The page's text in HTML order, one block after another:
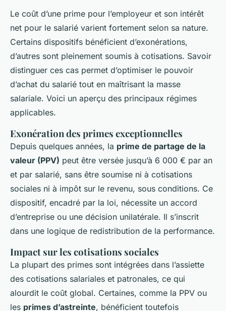
Le coût d’une prime pour l’employeur et son intérêt
net pour le salarié varient fortement selon sa nature.
Certains dispositifs bénéficient d’exonérations,
d’autres sont pleinement soumis à cotisations. Savoir
distinguer ces cas permet d’optimiser le pouvoir
d’achat du salarié tout en maîtrisant la masse
salariale. Voici un aperçu des principaux régimes
applicables.
Exonération des primes exceptionnelles
Depuis quelques années, la prime de partage de la
valeur (PPV) peut être versée jusqu’à 6 000 € par an
et par salarié, sans être soumise ni à cotisations
sociales ni à impôt sur le revenu, sous conditions. Ce
dispositif, encadré par la loi, nécessite un accord
d’entreprise ou une décision unilatérale. Il s’inscrit
dans une logique de redistribution de la performance.
Impact sur les cotisations sociales
La plupart des primes sont intégrées dans l’assiette
des cotisations salariales et patronales, ce qui
alourdit le coût global. Certaines, comme la PPV ou
les primes d’astreinte, bénéficient toutefois